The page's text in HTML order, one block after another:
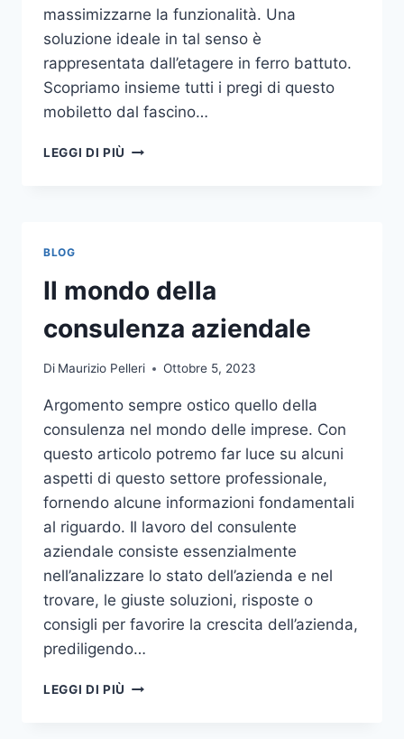
massimizzarne la funzionalità. Una
soluzione ideale in tal senso è
rappresentata dall’etagere in ferro battuto.
Scopriamo insieme tutti i pregi di questo
mobiletto dal fascino…
LEGGI DI PIÙ ETAGERE
PER
L’ARREDO
GIARDINO
BLOG
Il mondo della
consulenza aziendale
Di Maurizio Pelleri Ottobre 5, 2023
Argomento sempre ostico quello della
consulenza nel mondo delle imprese. Con
questo articolo potremo far luce su alcuni
aspetti di questo settore professionale,
fornendo alcune informazioni fondamentali
al riguardo. Il lavoro del consulente
aziendale consiste essenzialmente
nell’analizzare lo stato dell’azienda e nel
trovare, le giuste soluzioni, risposte o
consigli per favorire la crescita dell’azienda,
prediligendo…
LEGGI DI PIÙ IL